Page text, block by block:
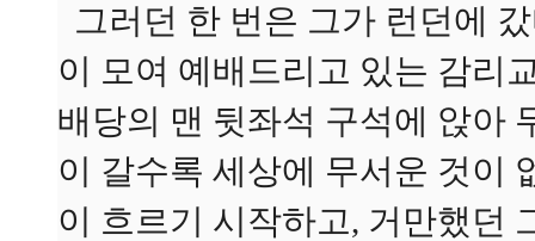
그러던 한 번은 그가 런던에
이 모여 예배드리고 있는 감리
배당의 맨 뒷좌석 구석에 앉아
이 갈수록 세상에 무서운 것이
이 흐르기 시작하고, 거만했던